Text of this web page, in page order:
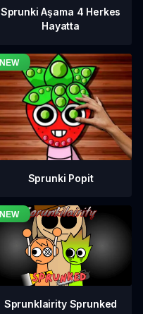
Sprunki Aşama 4 Herkes
Hayatta
Sprunki Popit
Sprunklairity Sprunked